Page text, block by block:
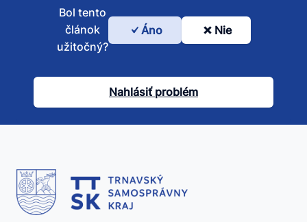
Bol
článok
užitočný?
Bol tento
článok
užitočný?
Áno Nie
Nahlásiť problém